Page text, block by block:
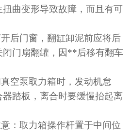
曲变形导致故障，而且有可
后门窗，翻缸卸泥前应将后
闭门扇翻罐，因**后移有翻车
空泵取力箱时，发动机怠
踏板，离合时要缓慢抬起离
：取力箱操作杆置于中间位